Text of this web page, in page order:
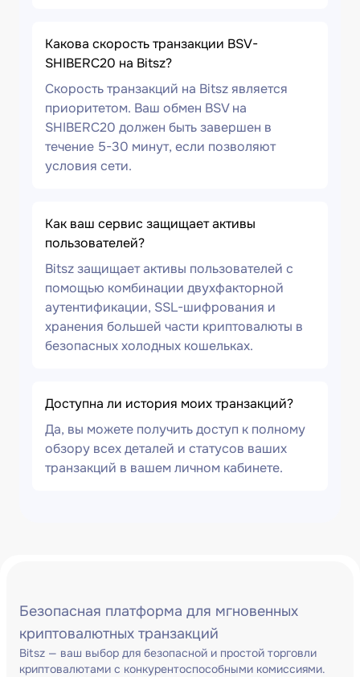
Какова скорость транзакции BSV-
SHIBERC20 на Bitsz?
Скорость транзакций на Bitsz является
приоритетом. Ваш обмен BSV на
SHIBERC20 должен быть завершен в
течение 5-30 минут, если позволяют
условия сети.
Как ваш сервис защищает активы
пользователей?
Bitsz защищает активы пользователей с
помощью комбинации двухфакторной
аутентификации, SSL-шифрования и
хранения большей части криптовалюты в
безопасных холодных кошельках.
Доступна ли история моих транзакций?
Да, вы можете получить доступ к полному
обзору всех деталей и статусов ваших
транзакций в вашем личном кабинете.
Безопасная платформа для мгновенных
криптовалютных транзакций
Bitsz — ваш выбор для безопасной и простой торговли
криптовалютами с конкурентоспособными комиссиями.